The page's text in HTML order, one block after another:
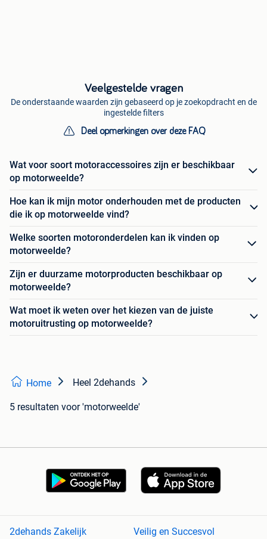
Veelgestelde vragen
De onderstaande waarden zijn gebaseerd op je zoekopdracht en de
ingestelde filters
Deel opmerkingen over deze FAQ
Wat voor soort motoraccessoires zijn er beschikbaar
op motorweelde?
Hoe kan ik mijn motor onderhouden met de producten
die ik op motorweelde vind?
Welke soorten motoronderdelen kan ik vinden op
motorweelde?
Zijn er duurzame motorproducten beschikbaar op
motorweelde?
Wat moet ik weten over het kiezen van de juiste
motoruitrusting op motorweelde?
Home Heel 2dehands
5 resultaten voor 'motorweelde'
2dehands Zakelijk Veilig en Succesvol